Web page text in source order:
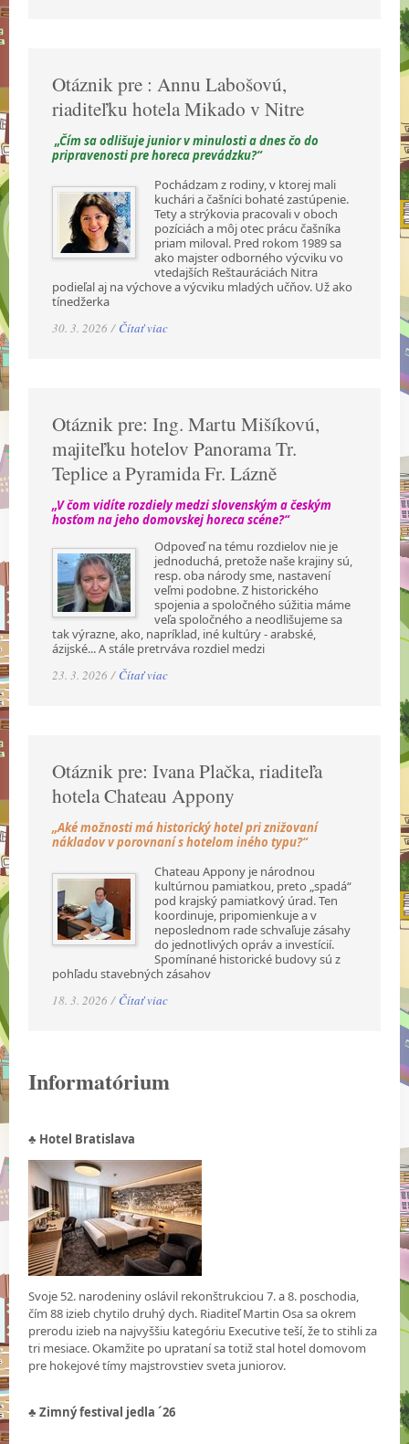
Otáznik pre : Annu Labošovú,
riaditeľku hotela Mikado v Nitre
„Čím sa odlišuje junior v minulosti a dnes čo do
pripravenosti pre horeca prevádzku?“
Pochádzam z rodiny, v ktorej mali
kuchári a čašníci bohaté zastúpenie.
Tety a strýkovia pracovali v oboch
pozíciách a môj otec prácu čašníka
priam miloval. Pred rokom 1989 sa
ako majster odborného výcviku vo
vtedajších Reštauráciách Nitra
podieľal aj na výchove a výcviku mladých učňov. Už ako
tínedžerka
30. 3. 2026 / Čítať viac
Otáznik pre: Ing. Martu Mišíkovú,
majiteľku hotelov Panorama Tr.
Teplice a Pyramida Fr. Lázně
„V čom vidíte rozdiely medzi slovenským a českým
hosťom na jeho domovskej horeca scéne?“
Odpoveď na tému rozdielov nie je
jednoduchá, pretože naše krajiny sú,
resp. oba národy sme, nastavení
veľmi podobne. Z historického
spojenia a spoločného súžitia máme
veľa spoločného a neodlišujeme sa
tak výrazne, ako, napríklad, iné kultúry - arabské,
ázijské... A stále pretrváva rozdiel medzi
23. 3. 2026 / Čítať viac
Otáznik pre: Ivana Plačka, riaditeľa
hotela Chateau Appony
„Aké možnosti má historický hotel pri znižovaní
nákladov v porovnaní s hotelom iného typu?“
Chateau Appony je národnou
kultúrnou pamiatkou, preto „spadá“
pod krajský pamiatkový úrad. Ten
koordinuje, pripomienkuje a v
neposlednom rade schvaľuje zásahy
do jednotlivých opráv a investícií.
Spomínané historické budovy sú z
pohľadu stavebných zásahov
18. 3. 2026 / Čítať viac
Informatórium
♣ Hotel Bratislava
Svoje 52. narodeniny oslávil rekonštrukciou 7. a 8. poschodia,
čím 88 izieb chytilo druhý dych. Riaditeľ Martin Osa sa okrem
prerodu izieb na najvyššiu kategóriu Executive teší, že to stihli za
tri mesiace. Okamžite po uprataní sa totiž stal hotel domovom
pre hokejové tímy majstrovstiev sveta juniorov.
♣ Zimný festival jedla ´26